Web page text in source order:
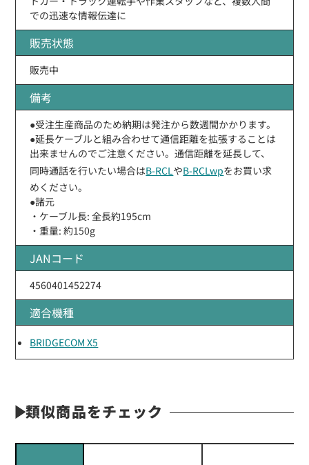
での迅速な情報伝達に
販売状態
販売中
備考
●受注生産商品のため納期は発注から数週間かかります。
●延長ケーブルと組み合わせて通信距離を拡張することは
出来ませんのでご注意ください。通信距離を延長して、
同時通話を行いたい場合はB-RCLやB-RCLwpをお買い求
めください。
●諸元
・ケーブル長: 全長約195cm
・重量: 約150g
JANコード
4560401452274
適合機種
BRIDGECOM X5
類似商品をチェック